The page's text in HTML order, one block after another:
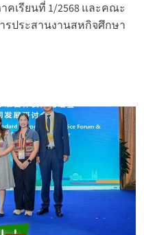
คเรียนที่ 1/2568 และคณะ
รประสานงานสหกิจศึกษา